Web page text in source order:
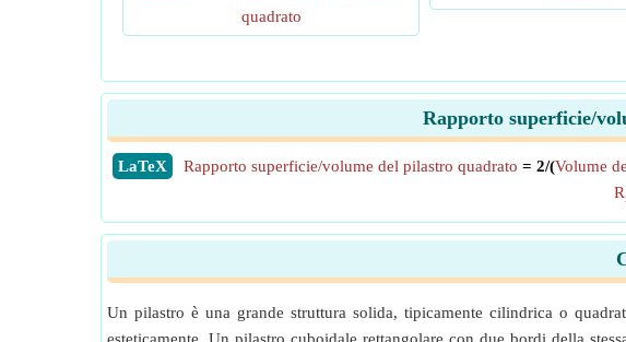
quadrato
Rapporto superficie/
​LaTeX Rapporto superficie/volume del pilastro quadrato = 2/(Volume
R
Un pilastro è una grande struttura solida, tipicamente cilindrica o